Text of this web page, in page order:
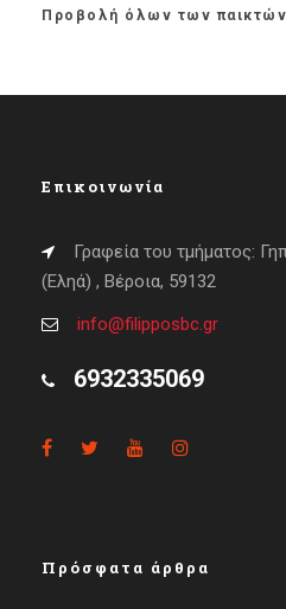
Προβολή όλων των παικτών
Επικοινωνία
Γραφεία του τμήματος:
(Εληά) , Βέροια, 59132
info@filipposbc.gr
6932335069
Πρόσφατα άρθρα